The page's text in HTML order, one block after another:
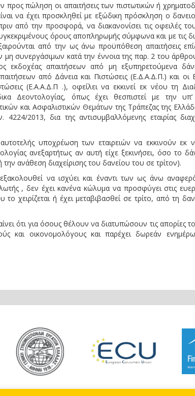
πώληση οι απαιτήσεις των πιστωτικών ή
να έχει προσκληθεί με εξώδικη πρόσκληση ο
από την προσφορά, να διακανονίσει τις οφειλές
όρους αποπληρωμής σύμφωνα και με τις
από την ως άνω προϋπόθεση απαιτήσεις
μη συνεργάσιμων κατά την έννοια της παρ. 2 του
εκδοχέας απαιτήσεων από μη εξυπηρετούμενα
από Δάνεια και Πιστώσεις (Ε.Δ.Α.Δ.Π.) και οι
(Ε.Α.Α.Δ.Π .), οφείλει να εκκινεί εκ νέου τη
Δεοντολογίας, όπως έχει θεσπιστεί με την υπ’
και Ασφαλιστικών Θεμάτων της Τράπεζας της
2013, δια της αντισυμβαλλόμενης εταιρίας
υποχρέωση των εταιρειών να εκκινούν εκ
ανεξαρτήτως αν αυτή είχε ξεκινήσει, όσο το
την ανάθεση διαχείρισης του δανείου του σε τρίτον).
να ισχύει και έναντι των ως άνω
, δεν έχει κανένα κώλυμα να προσφύγει στις
χειρίζεται ή έχει μεταβιβασθεί σε τρίτο, από τη
ότι για όσους θέλουν να διατυπώσουν τις απορίες
και οικονομολόγους και παρέχει δωρεάν